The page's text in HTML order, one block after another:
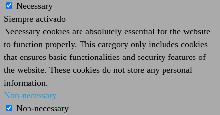
Necessary
Siempre activado
Necessary cookies are absolutely essential for the website
to function properly. This category only includes cookies
that ensures basic functionalities and security features of
the website. These cookies do not store any personal
information.
Non-necessary
Non-necessary